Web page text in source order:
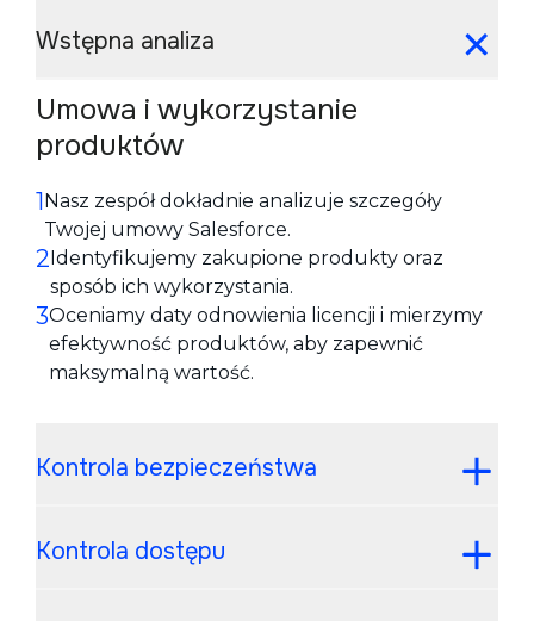
Wstępna analiza
Umowa i wykorzystanie
produktów
Nasz zespół dokładnie analizuje szczegóły
Twojej umowy Salesforce.
Identyfikujemy zakupione produkty oraz
sposób ich wykorzystania.
Oceniamy daty odnowienia licencji i mierzymy
efektywność produktów, aby zapewnić
maksymalną wartość.
Kontrola bezpieczeństwa
Kontrola dostępu